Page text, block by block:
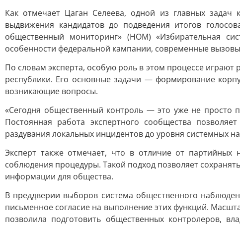
Как отмечает Цаган Селеева, одной из главных задач
выдвижения кандидатов до подведения итогов
общественный мониторинг» (НОМ) «Избирательная
особенности федеральной кампании, современные
По словам эксперта, особую роль в этом процессе
республики. Его основные задачи — формирование
возникающие вопросы.
«Сегодня общественный контроль — это уже не просто
Постоянная работа экспертного сообщества
раздувания локальных инцидентов до уровня системных
Эксперт также отмечает, что в отличие от партийных
соблюдения процедуры. Такой подход позволяет
информации для общества.
В преддверии выборов система общественного
письменное согласие на выполнение этих функций.
позволила подготовить общественных контролеров,